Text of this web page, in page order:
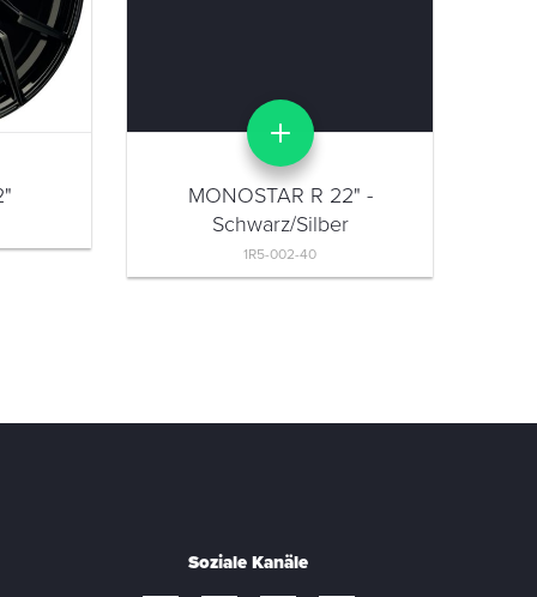
MONOSTAR R 22" -
Schwarz/Silber
1R5-002-40
Soziale Kanäle